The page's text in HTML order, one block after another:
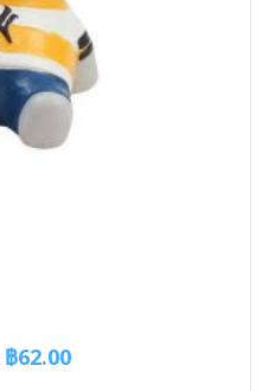
Original
฿62.00Current